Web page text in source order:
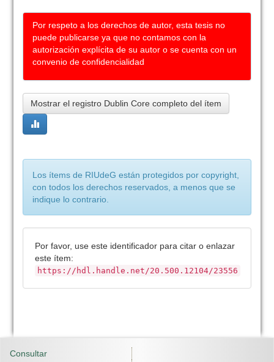
Por respeto a los derechos de autor, esta tesis no
puede publicarse ya que no contamos con la
autorización explícita de su autor o se cuenta con un
convenio de confidencialidad
Mostrar el registro Dublin Core completo del ítem
Los ítems de RIUdeG están protegidos por copyright,
con todos los derechos reservados, a menos que se
indique lo contrario.
Por favor, use este identificador para citar o enlazar
este ítem:
https://hdl.handle.net/20.500.12104/23556
Consultar